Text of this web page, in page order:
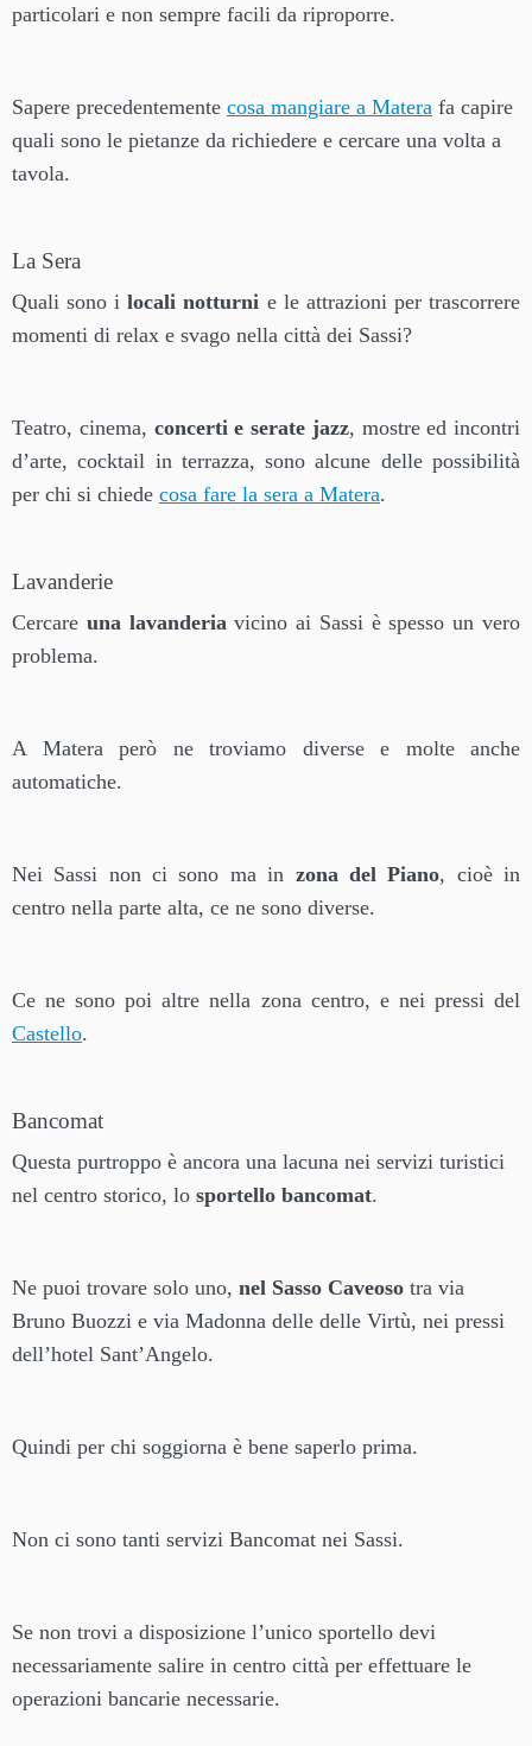
particolari e non sempre facili da riproporre.
Sapere precedentemente cosa mangiare a Matera fa capire
quali sono le pietanze da richiedere e cercare una volta a
tavola.
La Sera
Quali sono ilocali notturni e le attrazioni per trascorrere
momenti di relax e svago nella città dei Sassi?
Teatro, cinema, concerti e serate jazz, mostre ed incontri
d’arte, cocktail in terrazza, sono alcune delle possibilità
per chi si chiede cosa fare la sera a Matera.
Lavanderie
Cercare una lavanderia vicino ai Sassi è spesso un vero
problema.
A Matera però ne troviamo diverse e molte anche
automatiche.
Nei Sassi non ci sono ma in zona del Piano, cioè in
centro nella parte alta, ce ne sono diverse.
Ce ne sono poi altre nella zona centro, e nei pressi del
Castello.
Bancomat
Questa purtroppo è ancora una lacuna nei servizi turistici
nel centro storico, lo sportello bancomat.
Ne puoi trovare solo uno, nel Sasso Caveoso tra via
Bruno Buozzi e via Madonna delle delle Virtù, nei pressi
dell’hotel Sant’Angelo.
Quindi per chi soggiorna è bene saperlo prima.
Non ci sono tanti servizi Bancomat nei Sassi.
Se non trovi a disposizione l’unico sportello devi
necessariamente salire in centro città per effettuare le
operazioni bancarie necessarie.